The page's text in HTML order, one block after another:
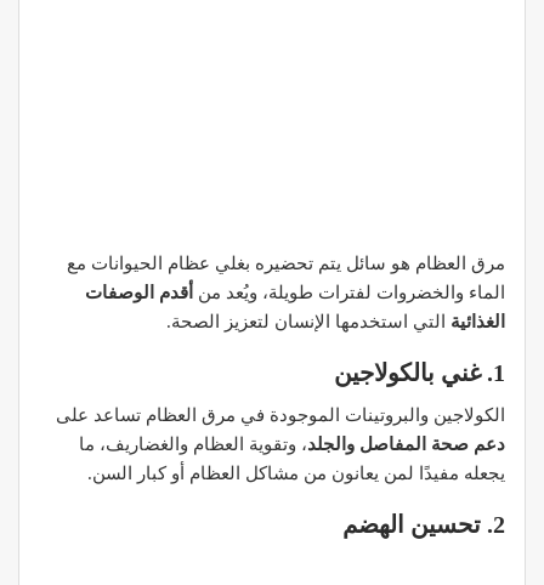
مرق العظام هو سائل يتم تحضيره بغلي عظام الحيوانات مع
الماء والخضروات لفترات طويلة، ويُعد من أقدم الوصفات
الغذائية التي استخدمها الإنسان لتعزيز الصحة.
1. غني بالكولاجين
الكولاجين والبروتينات الموجودة في مرق العظام تساعد على
دعم صحة المفاصل والجلد، وتقوية العظام والغضاريف، ما
يجعله مفيدًا لمن يعانون من مشاكل العظام أو كبار السن.
2. تحسين الهضم